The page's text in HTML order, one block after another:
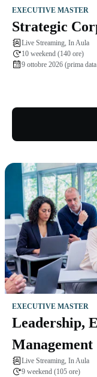
EXECUTIVE MASTER
Strategic
Live Streaming, In Aula
10 weekend (140 ore)
9 ottobre 2026 (prima
EXECUTIVE MASTER
Leadership,
Management
Live Streaming, In Aula
9 weekend (105 ore)